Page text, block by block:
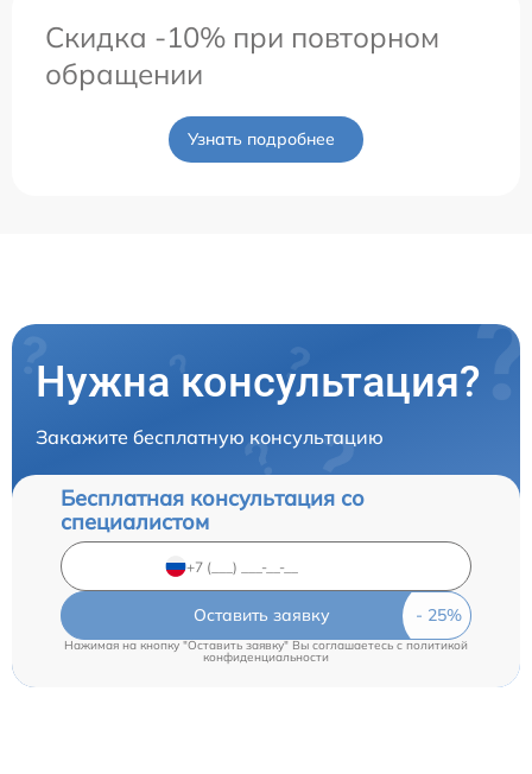
Скидка -10% при повторном
обращении
Узнать подробнее
Нужна консультация?
Закажите бесплатную консультацию
Бесплатная консультация со
специалистом
Оставить заявку
Нажимая на кнопку "Оставить заявку" Вы соглашаетесь c политикой
конфиденциальности